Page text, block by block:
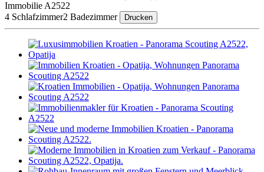
Immobilie A2522
4 Schlafzimmer2 Badezimmer Drucken